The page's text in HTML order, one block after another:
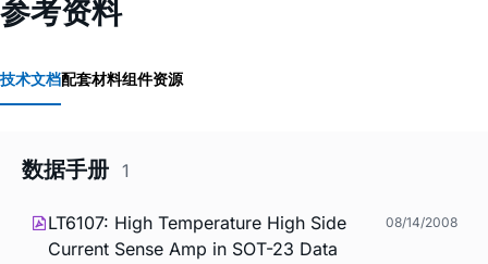
参考资料
技术文档配套材料组件资源
数据手册 1
LT6107: High Temperature High Side
Current Sense Amp in SOT-23 Data
08/14/2008